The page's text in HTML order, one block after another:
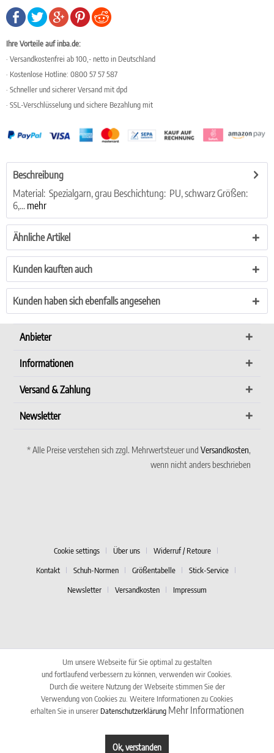
Ihre Vorteile auf inba.de:
· Versandkostenfrei ab 100,- netto in Deutschland
· Kostenlose Hotline: 0800 57 57 587
· Schneller und sicherer Versand mit dpd
· SSL-Verschlüsselung und sichere Bezahlung mit
Beschreibung
Material: Spezialgarn, grau Beschichtung: PU, schwarz Größen:
6,... mehr
Ähnliche Artikel
Kunden kauften auch
Kunden haben sich ebenfalls angesehen
Anbieter
Informationen
Versand & Zahlung
Newsletter
* Alle Preise verstehen sich zzgl. Mehrwertsteuer und Versandkosten,
wenn nicht anders beschrieben
Cookie settings Über uns
Widerruf / Retoure
Kontakt
Schuh-Normen Größentabelle
Stick-Service
Newsletter
Versandkosten Impressum
Um unsere Webseite für Sie optimal zu gestalten
und fortlaufend verbessern zu können, verwenden wir Cookies.
Durch die weitere Nutzung der Webseite stimmen Sie der
Verwendung von Cookies zu. Weitere Informationen zu Cookies
erhalten Sie in unserer DatenschutzerklärungMehr Informationen
Ok, verstanden